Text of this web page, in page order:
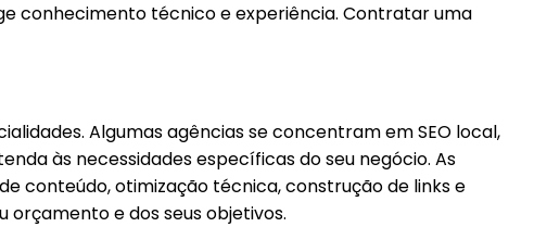
conhecimento técnico e experiência. Contratar uma
Algumas agências se concentram em SEO local,
às necessidades específicas do seu negócio. As
conteúdo, otimização técnica, construção de links e
orçamento e dos seus objetivos.